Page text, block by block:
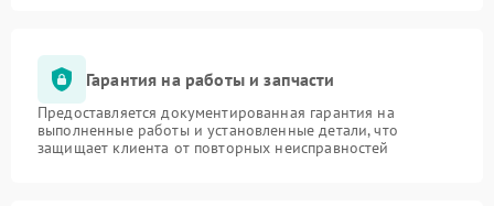
Гарантия на работы и запчасти
Предоставляется документированная гарантия на
выполненные работы и установленные детали, что
защищает клиента от повторных неисправностей